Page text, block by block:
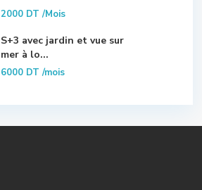
2000 DT/Mois
S+3 avec jardin et vue sur
mer à lo...
6000 DT/mois